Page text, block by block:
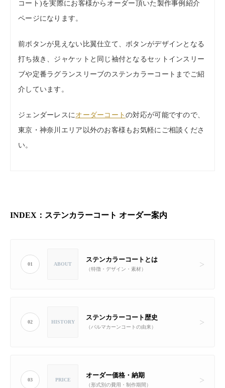
コート)を実際にお客様からオーダー頂いた製作事例紹介
ページになります。
前ボタンが見えない比翼仕立て、ボタンがデザインとなる
打ち抜き、ジャケットと同じ袖付となるセットインスリー
ブや定番ラグランスリーブのステンカラーコートまでご紹
介しています。
ジェンダーレスにオーダーコートの対応が可能ですので、
東京・神奈川エリア以外のお客様もお気軽にご相談くださ
い。
INDEX：ステンカラーコート オーダー案内
01 ABOUT
ステンカラーコートとは
（特徴・デザイン・素材）
02 HISTORY
ステンカラーコート歴史
（バルマカーンコートの由来）
03 PRICE
オーダー価格・納期
（形式別の費用・制作期間）